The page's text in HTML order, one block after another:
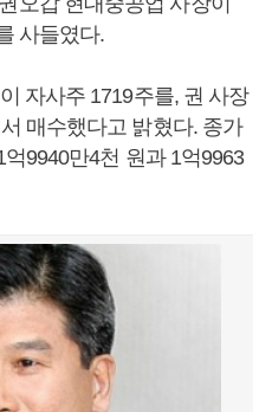
사들였다.
자사주 1719주를, 권 사장
매수했다고 밝혔다. 종가
9940만4천 원과 1억9963